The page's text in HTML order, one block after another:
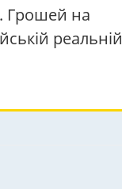
Грошей на
реальній